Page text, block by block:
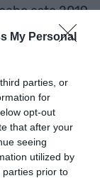
My Personal
parties, or
for
opt-out
that after your
seeing
utilized by
parties prior to
este 2019
un mayor
ayudará a
económico
ni a
lo tanto,